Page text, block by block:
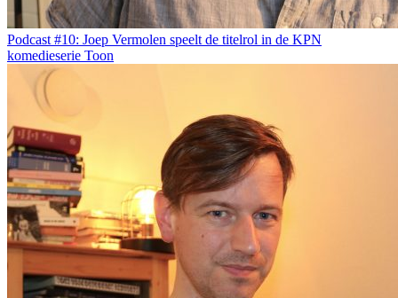
Podcast #10: Joep Vermolen speelt de titelrol in de KPN
komedieserie Toon